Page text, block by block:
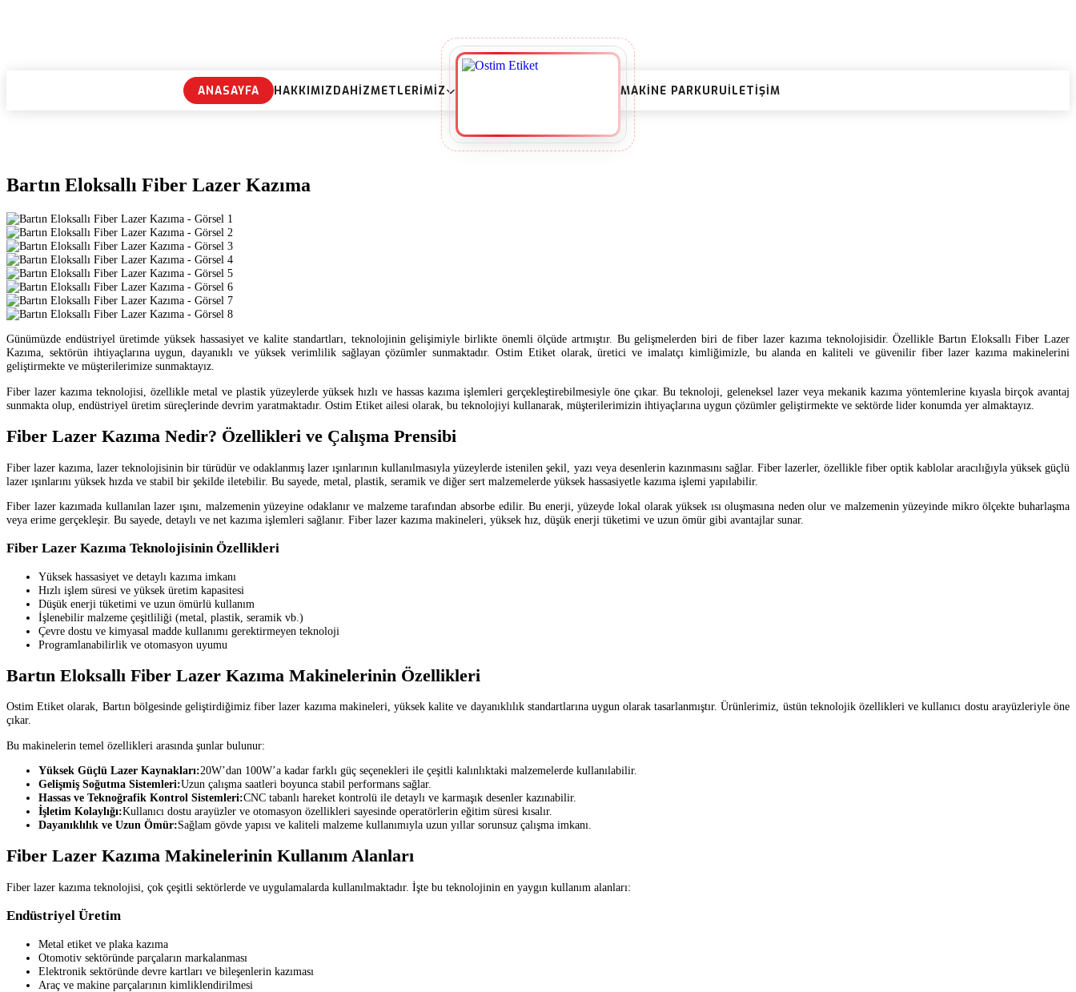
ANASAYFA HAKKIMIZDAHIZMETLERIMIZ MAKINE PARKURUİLETIŞIM
Bartın Eloksallı Fiber Lazer Kazıma
Günümüzde endüstriyel üretimde yüksek hassasiyet ve kalite standartları, teknolojinin gelişimiyle birlikte önemli ölçüde artmıştır. Bu gelişmelerden biri de fiber lazer kazıma teknolojisidir. Özellikle Bartın Eloksallı Fiber Lazer
Kazıma, sektörün ihtiyaçlarına uygun, dayanıklı ve yüksek verimlilik sağlayan çözümler sunmaktadır. Ostim Etiket olarak, üretici ve imalatçı kimliğimizle, bu alanda en kaliteli ve güvenilir fiber lazer kazıma makinelerini
geliştirmekte ve müşterilerimize sunmaktayız.
Fiber lazer kazıma teknolojisi, özellikle metal ve plastik yüzeylerde yüksek hızlı ve hassas kazıma işlemleri gerçekleştirebilmesiyle öne çıkar. Bu teknoloji, geleneksel lazer veya mekanik kazıma yöntemlerine kıyasla birçok avantaj
sunmakta olup, endüstriyel üretim süreçlerinde devrim yaratmaktadır. Ostim Etiket ailesi olarak, bu teknolojiyi kullanarak, müşterilerimizin ihtiyaçlarına uygun çözümler geliştirmekte ve sektörde lider konumda yer almaktayız.
Fiber Lazer Kazıma Nedir? Özellikleri ve Çalışma Prensibi
Fiber lazer kazıma, lazer teknolojisinin bir türüdür ve odaklanmış lazer ışınlarının kullanılmasıyla yüzeylerde istenilen şekil, yazı veya desenlerin kazınmasını sağlar. Fiber lazerler, özellikle fiber optik kablolar aracılığıyla yüksek güçlü
lazer ışınlarını yüksek hızda ve stabil bir şekilde iletebilir. Bu sayede, metal, plastik, seramik ve diğer sert malzemelerde yüksek hassasiyetle kazıma işlemi yapılabilir.
Fiber lazer kazımada kullanılan lazer ışını, malzemenin yüzeyine odaklanır ve malzeme tarafından absorbe edilir. Bu enerji, yüzeyde lokal olarak yüksek ısı oluşmasına neden olur ve malzemenin yüzeyinde mikro ölçekte buharlaşma
veya erime gerçekleşir. Bu sayede, detaylı ve net kazıma işlemleri sağlanır. Fiber lazer kazıma makineleri, yüksek hız, düşük enerji tüketimi ve uzun ömür gibi avantajlar sunar.
Fiber Lazer Kazıma Teknolojisinin Özellikleri
Yüksek hassasiyet ve detaylı kazıma imkanı
Hızlı işlem süresi ve yüksek üretim kapasitesi
Düşük enerji tüketimi ve uzun ömürlü kullanım
İşlenebilir malzeme çeşitliliği (metal, plastik, seramik vb.)
Çevre dostu ve kimyasal madde kullanımı gerektirmeyen teknoloji
Programlanabilirlik ve otomasyon uyumu
Bartın Eloksallı Fiber Lazer Kazıma Makinelerinin Özellikleri
Ostim Etiket olarak, Bartın bölgesinde geliştirdiğimiz fiber lazer kazıma makineleri, yüksek kalite ve dayanıklılık standartlarına uygun olarak tasarlanmıştır. Ürünlerimiz, üstün teknolojik özellikleri ve kullanıcı dostu arayüzleriyle öne
çıkar.
Bu makinelerin temel özellikleri arasında şunlar bulunur:
Yüksek Güçlü Lazer Kaynakları:20W’dan 100W’a kadar farklı güç seçenekleri ile çeşitli kalınlıktaki malzemelerde kullanılabilir.
Gelişmiş Soğutma Sistemleri:Uzun çalışma saatleri boyunca stabil performans sağlar.
Hassas ve Teknoğrafik Kontrol Sistemleri:CNC tabanlı hareket kontrolü ile detaylı ve karmaşık desenler kazınabilir.
İşletim Kolaylığı:Kullanıcı dostu arayüzler ve otomasyon özellikleri sayesinde operatörlerin eğitim süresi kısalır.
Dayanıklılık ve Uzun Ömür:Sağlam gövde yapısı ve kaliteli malzeme kullanımıyla uzun yıllar sorunsuz çalışma imkanı.
Fiber Lazer Kazıma Makinelerinin Kullanım Alanları
Fiber lazer kazıma teknolojisi, çok çeşitli sektörlerde ve uygulamalarda kullanılmaktadır. İşte bu teknolojinin en yaygın kullanım alanları:
Endüstriyel Üretim
Metal etiket ve plaka kazıma
Otomotiv sektöründe parçaların markalanması
Elektronik sektöründe devre kartları ve bileşenlerin kazıması
Araç ve makine parçalarının kimliklendirilmesi